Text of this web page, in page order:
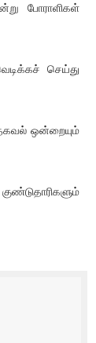
- 26.09.2021
போராளிகள்
செய்து
ஒன்றையும்